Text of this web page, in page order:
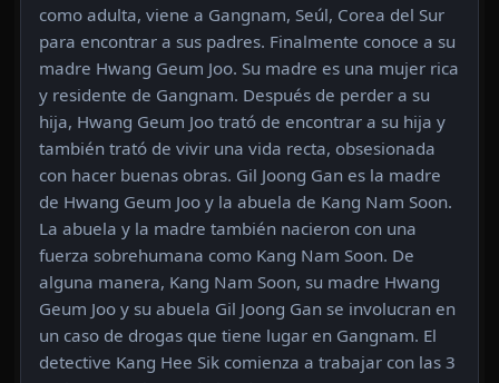
como adulta, viene a Gangnam, Seúl, Corea del Sur
para encontrar a sus padres. Finalmente conoce a su
madre Hwang Geum Joo. Su madre es una mujer rica
y residente de Gangnam. Después de perder a su
hija, Hwang Geum Joo trató de encontrar a su hija y
también trató de vivir una vida recta, obsesionada
con hacer buenas obras. Gil Joong Gan es la madre
de Hwang Geum Joo y la abuela de Kang Nam Soon.
La abuela y la madre también nacieron con una
fuerza sobrehumana como Kang Nam Soon. De
alguna manera, Kang Nam Soon, su madre Hwang
Geum Joo y su abuela Gil Joong Gan se involucran en
un caso de drogas que tiene lugar en Gangnam. El
detective Kang Hee Sik comienza a trabajar con las 3